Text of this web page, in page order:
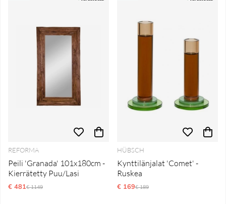
REFORMA
Peili 'Granada' 101x180cm -
Kierrätetty Puu/Lasi
€ 481Normaali hinta
€ 1149
HÜBSCH
Kynttilänjalat 'Comet' -
Ruskea
€ 169Normaali hinta
€ 189